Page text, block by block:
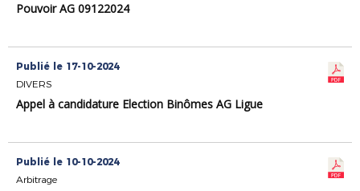
Pouvoir AG 09122024
Publié le 17-10-2024
DIVERS
Appel à candidature Election Binômes AG Ligue
Publié le 10-10-2024
Arbitrage